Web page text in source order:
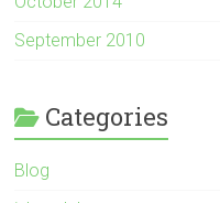
September 2010
Categories
Blog